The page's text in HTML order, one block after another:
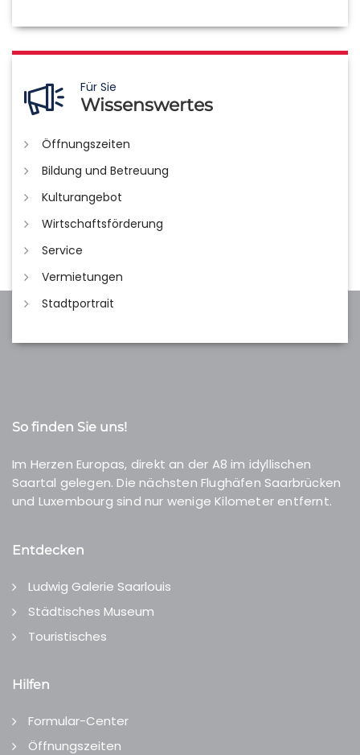
Für Sie
Wissenswertes
Öffnungszeiten
Bildung und Betreuung
Kulturangebot
Wirtschaftsförderung
Service
Vermietungen
Stadtportrait
So finden Sie uns!
Im Herzen Europas, direkt an der A8 im idyllischen
Saartal gelegen. Die nächsten Flughäfen Saarbrücken
und Luxembourg sind nur wenige Kilometer entfernt.
Entdecken
Ludwig Galerie Saarlouis
Städtisches Museum
Touristisches
Hilfen
Formular-Center
Öffnungszeiten